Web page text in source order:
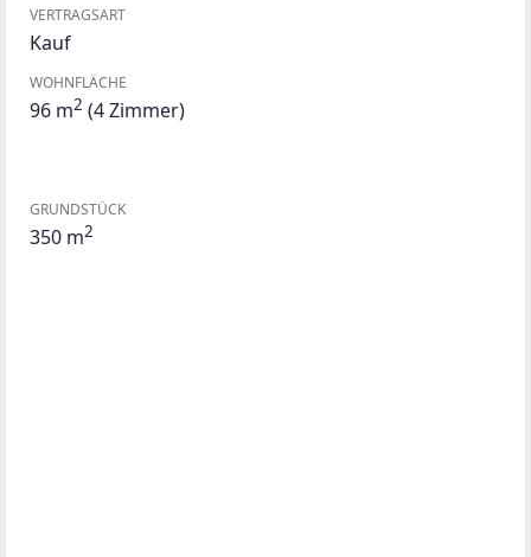
VERTRAGSART
Kauf
WOHNFLÄCHE
96 m2 (4 Zimmer)
GRUNDSTÜCK
350 m2